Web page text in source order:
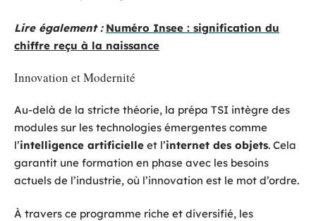
Lire également : Numéro Insee : signification du
chiffre reçu à la naissance
Innovation et Modernité
Au-delà de la stricte théorie, la prépa TSI intègre des
modules sur les technologies émergentes comme
l’intelligence artificielle et l’internet des objets. Cela
garantit une formation en phase avec les besoins
actuels de l’industrie, où l’innovation est le mot d’ordre.
À travers ce programme riche et diversifié, les